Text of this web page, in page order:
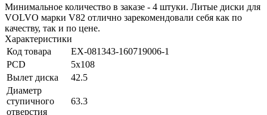
Минимальное количество в заказе - 4 штуки. Литые диски для
VOLVO марки V82 отлично зарекомендовали себя как по
качеству, так и по цене.
Характеристики
Код товара
EX-081343-160719006-1
PCD
5x108
Вылет диска
42.5
Диаметр
ступичного
отверстия
63.3